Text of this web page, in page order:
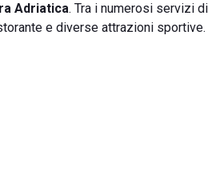
Adriatica. Tra i numerosi servizi
e diverse attrazioni sportive.